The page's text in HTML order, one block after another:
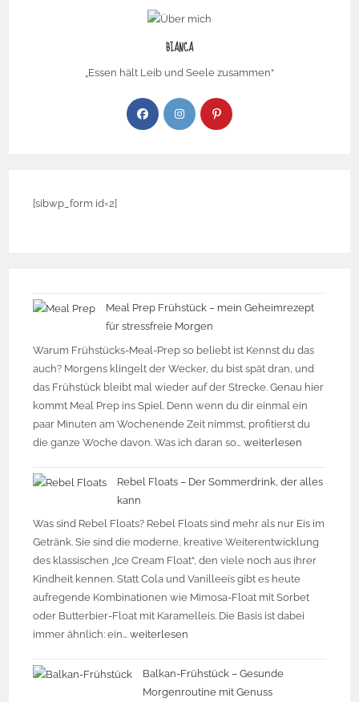
BIANCA
„Essen hält Leib und Seele zusammen“
[sibwp_form id=2]
Meal Prep Frühstück – mein Geheimrezept
für stressfreie Morgen
Warum Frühstücks-Meal-Prep so beliebt ist Kennst du das
auch? Morgens klingelt der Wecker, du bist spät dran, und
das Frühstück bleibt mal wieder auf der Strecke. Genau hier
kommt Meal Prep ins Spiel. Denn wenn du dir einmal ein
paar Minuten am Wochenende Zeit nimmst, profitierst du
die ganze Woche davon. Was ich daran so…weiterlesen
Rebel Floats – Der Sommerdrink, der alles
kann
Was sind Rebel Floats? Rebel Floats sind mehr als nur Eis im
Getränk. Sie sind die moderne, kreative Weiterentwicklung
des klassischen „Ice Cream Float“, den viele noch aus ihrer
Kindheit kennen. Statt Cola und Vanilleeis gibt es heute
aufregende Kombinationen wie Mimosa-Float mit Sorbet
oder Butterbier-Float mit Karamelleis. Die Basis ist dabei
immer ähnlich: ein…weiterlesen
Balkan-Frühstück – Gesunde
Morgenroutine mit Genuss